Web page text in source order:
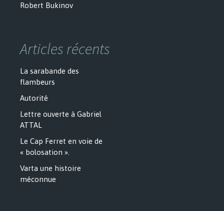
Robert Bukinov
Articles récents
La sarabande des
flambeurs
Autorité
Lettre ouverte à Gabriel
ATTAL
Le Cap Ferret en voie de
« bolosation ».
Varta une histoire
méconnue